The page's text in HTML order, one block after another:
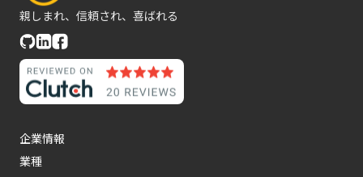
親しまれ、信頼され、喜ばれる
企業情報
業種